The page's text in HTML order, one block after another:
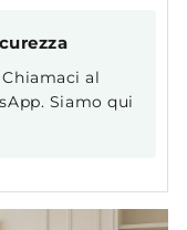
al
Siamo qui